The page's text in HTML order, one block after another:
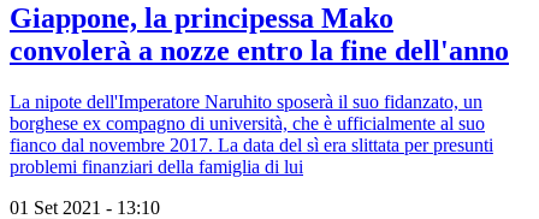
Giappone, la principessa Mako
convolerà a nozze entro la fine dell'anno
La nipote dell'Imperatore Naruhito sposerà il suo fidanzato, un
borghese ex compagno di università, che è ufficialmente al suo
fianco dal novembre 2017. La data del sì era slittata per presunti
problemi finanziari della famiglia di lui
01 Set 2021 - 13:10